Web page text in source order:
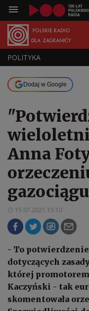
POLITYKA
Dodaj w Google
Anna
15.07.2021 15:10
- To
dotyczących
której promotorem
Kaczyński - tak
skomentowała